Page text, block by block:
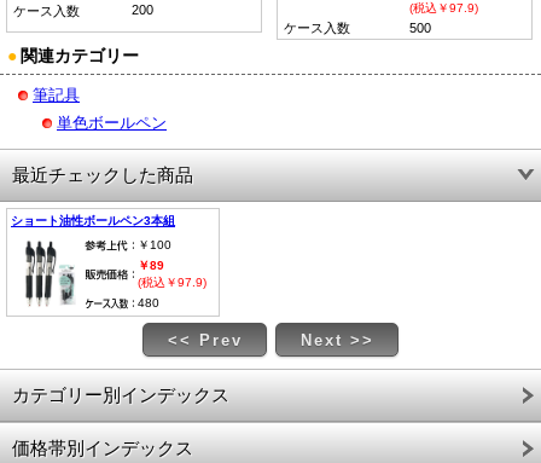
ケース入数
200 (税込￥97.9)
ケース入数 500
● 関連カテゴリー
筆記具
単色ボールペン
最近チェックした商品
ショート油性ボールペン3本組
￥100
￥89
(税込￥97.9)
480
<< Prev Next >>
カテゴリー別インデックス
価格帯別インデックス